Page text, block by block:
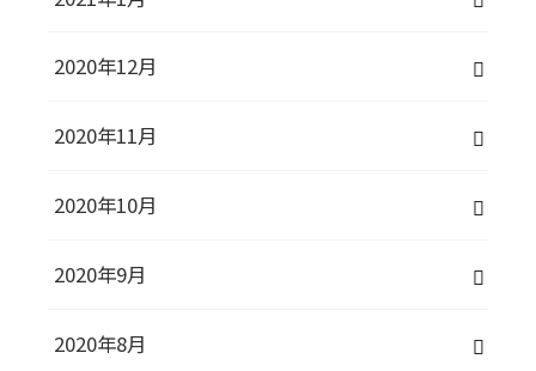
2020年12月
2020年11月
2020年10月
2020年9月
2020年8月